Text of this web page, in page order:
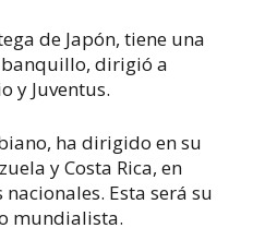
de Japón, tiene una
dirigió a
y Juventus.
ha dirigido en su
y Costa Rica, en
Esta será su
mundialista.